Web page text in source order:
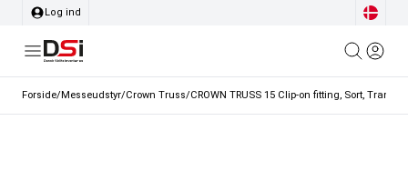
Log ind
Forside/Messeudstyr/Crown Truss/CROWN TRUSS 15 Clip-on fitting, Sort,